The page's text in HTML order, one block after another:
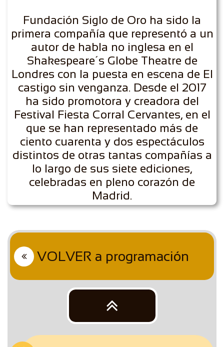
Fundación Siglo de Oro ha sido la
primera compañía que representó a un
autor de habla no inglesa en el
Shakespeare´s Globe Theatre de
Londres con la puesta en escena de El
castigo sin venganza. Desde el 2017
ha sido promotora y creadora del
Festival Fiesta Corral Cervantes, en el
que se han representado más de
ciento cuarenta y dos espectáculos
distintos de otras tantas compañías a
lo largo de sus siete ediciones,
celebradas en pleno corazón de
Madrid.
VOLVER a programación

